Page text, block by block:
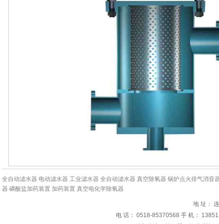
全自动滤水器 电动滤水器 工业滤水器 全自动滤水器 真空除氧器 锅炉点火排气消音
器 磷酸盐加药装置 加药装置 真空电化学除氧器
地 址：
电 话： 0518-85370568 手 机：